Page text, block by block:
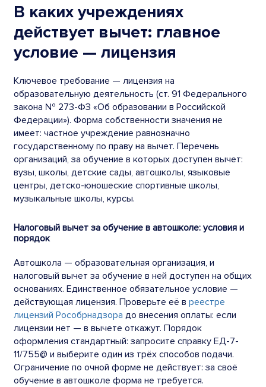
В каких учреждениях
действует вычет: главное
условие — лицензия
Ключевое требование — лицензия на
образовательную деятельность (ст. 91 Федерального
закона № 273-ФЗ «Об образовании в Российской
Федерации»). Форма собственности значения не
имеет: частное учреждение равнозначно
государственному по праву на вычет. Перечень
организаций, за обучение в которых доступен вычет:
вузы, школы, детские сады, автошколы, языковые
центры, детско-юношеские спортивные школы,
музыкальные школы, курсы.
Налоговый вычет за обучение в автошколе: условия и
порядок
Автошкола — образовательная организация, и
налоговый вычет за обучение в ней доступен на общих
основаниях. Единственное обязательное условие —
действующая лицензия. Проверьте её в реестре
лицензий Рособрнадзора до внесения оплаты: если
лицензии нет — в вычете откажут. Порядок
оформления стандартный: запросите справку ЕД-7-
11/755@ и выберите один из трёх способов подачи.
Ограничение по очной форме не действует: за своё
обучение в автошколе форма не требуется.